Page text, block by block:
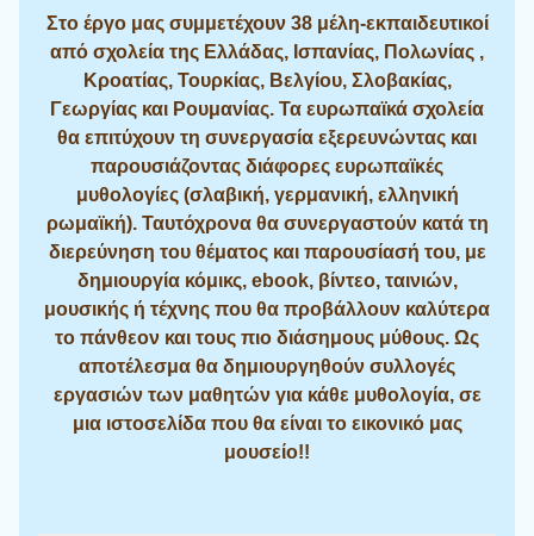
Στο έργο μας συμμετέχουν 38 μέλη-εκπαιδευτικοί
από σχολεία της Ελλάδας, Ισπανίας, Πολωνίας ,
Κροατίας, Τουρκίας, Βελγίου, Σλοβακίας,
Γεωργίας και Ρουμανίας. Τα ευρωπαϊκά σχολεία
θα επιτύχουν τη συνεργασία εξερευνώντας και
παρουσιάζοντας διάφορες ευρωπαϊκές
μυθολογίες (σλαβική, γερμανική, ελληνική
ρωμαϊκή). Ταυτόχρονα θα συνεργαστούν κατά τη
διερεύνηση του θέματος και παρουσίασή του, με
δημιουργία κόμικς, ebook, βίντεο, ταινιών,
μουσικής ή τέχνης που θα προβάλλουν καλύτερα
το πάνθεον και τους πιο διάσημους μύθους. Ως
αποτέλεσμα θα δημιουργηθούν συλλογές
εργασιών των μαθητών για κάθε μυθολογία, σε
μια ιστοσελίδα που θα είναι το εικονικό μας
μουσείο!!